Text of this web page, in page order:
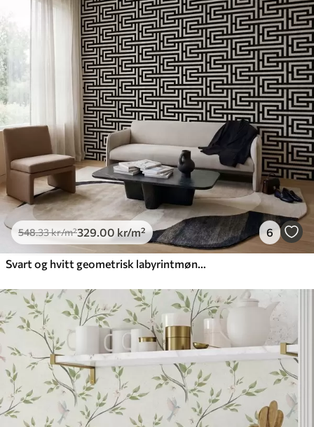
Tilgjengelige materialer
Standard
.00kr/m²
Premium
.00 .00kr/m²
Premium vinyl
650.00390.00 kr/m²
548.33kr/m²329.00 kr/m² 6
Svart og hvitt geometrisk labyrintmønster